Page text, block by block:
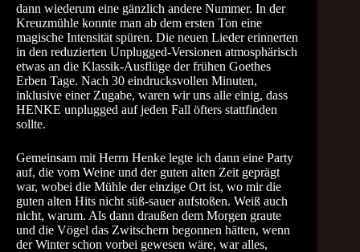
dann wiederum eine gänzlich andere Nummer. In der
Kreuzmühle konnte man ab dem ersten Ton eine
magische Intensität spüren. Die neuen Lieder erinnerten
in den reduzierten Unplugged-Versionen atmosphärisch
etwas an die Klassik-Ausflüge der frühen Goethes
Erben Tage. Nach 30 eindrucksvollen Minuten,
inklusive einer Zugabe, waren wir uns alle einig, dass
HENKE unplugged auf jeden Fall öfters stattfinden
sollte.
Gemeinsam mit Herrn Henke legte ich dann eine Party
auf, die vom Weine und der guten alten Zeit geprägt
war, wobei die Mühle der einzige Ort ist, wo mir die
guten alten Hits nicht süß-sauer aufstoßen. Weiß auch
nicht, warum. Als dann draußen dem Morgen graute
und die Vögel das Zwitschern begonnen hätten, wenn
der Winter schon vorbei gewesen wäre, war alles,